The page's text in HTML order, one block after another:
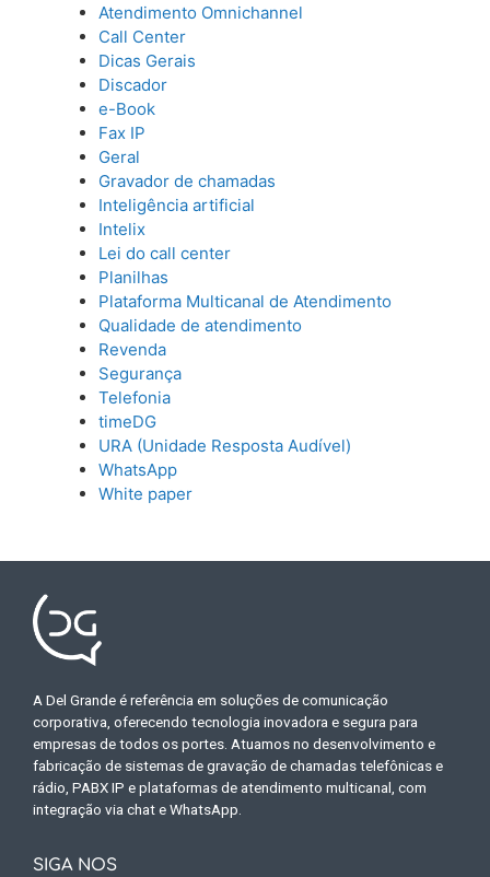
Atendimento Omnichannel
Call Center
Dicas Gerais
Discador
e-Book
Fax IP
Geral
Gravador de chamadas
Inteligência artificial
Intelix
Lei do call center
Planilhas
Plataforma Multicanal de Atendimento
Qualidade de atendimento
Revenda
Segurança
Telefonia
timeDG
URA (Unidade Resposta Audível)
WhatsApp
White paper
A Del Grande é referência em soluções de comunicação
corporativa, oferecendo tecnologia inovadora e segura para
empresas de todos os portes. Atuamos no desenvolvimento e
fabricação de sistemas de gravação de chamadas telefônicas e
rádio, PABX IP e plataformas de atendimento multicanal, com
integração via chat e WhatsApp.
SIGA NOS